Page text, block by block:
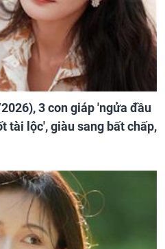
3 con giáp 'ngửa đầu
tài lộc', giàu sang bất chấp,